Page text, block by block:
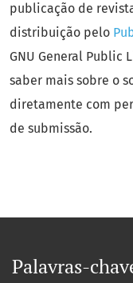
publicação de
distribuição pelo
GNU General Public
saber mais sobre o
diretamente com
de submissão.
Palavras-